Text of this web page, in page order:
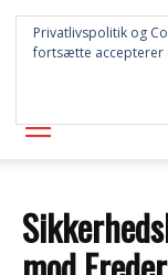
Privatlivspolitik og
fortsætte accepterer